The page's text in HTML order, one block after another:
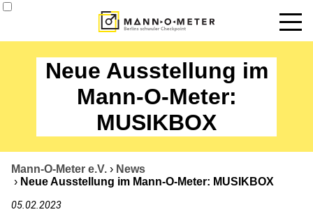
Termine
Angebote
Über uns
Datenbank
Neue Ausstellung im
Mann-O-Meter:
MUSIKBOX
Mann-O-Meter e.V. › News
› Neue Ausstellung im Mann-O-Meter: MUSIKBOX
05.02.2023